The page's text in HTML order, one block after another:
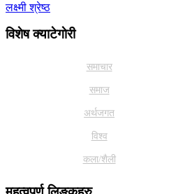
लक्ष्मी श्रेष्ठ
विशेष क्याटेगाेरी
समाचार
समाज
अर्थजगत
विश्व
कला/शैली